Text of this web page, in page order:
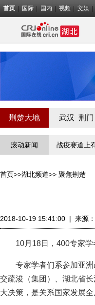
首页 国际 国内 视频 文娱
荆楚大地 武汉 荆门
滚动新闻
线守门员 战疫赛道上有
首页>>湖北频道>> 聚焦荆楚
2018-10-19 15:41:00 | 来源：
10月18日，400专家学者
专家学者们系参加亚洲
交疏浚（集团）、湖北省
大决策，是关系国家发展全